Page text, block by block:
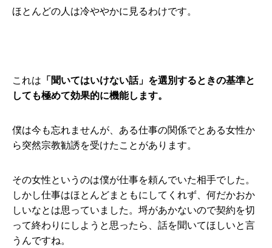
ほとんどの人は冷ややかに見るわけです。
これは 「聞いてはいけない話」を選別するときの基準と
しても極めて効果的に機能します。
僕は今も忘れませんが、ある仕事の関係でとある女性か
ら突然宗教勧誘を受けたことがあります。
その女性というのは僕が仕事を頼んでいた相手でした。
しかし仕事はほとんどまともにしてくれず、何だかおか
しいなとは思っていました。埒があかないので契約を切
って終わりにしようと思ったら、話を聞いてほしいと言
うんですね。